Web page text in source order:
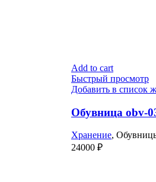
Add to cart
Быстрый просмотр
Добавить в список
Обувница obv-
Хранение,
24000 ₽